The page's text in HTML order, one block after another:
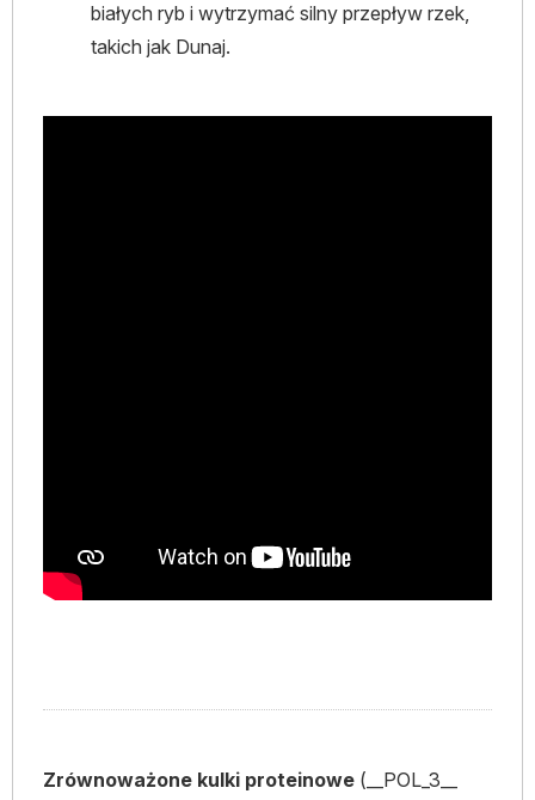
białych ryb i wytrzymać silny przepływ rzek,
takich jak Dunaj.
Zrównoważone kulki proteinowe (__POL_3__